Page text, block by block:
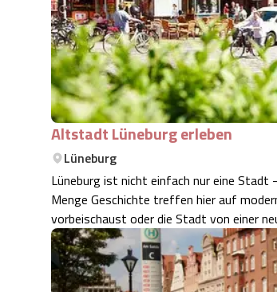
Altstadt Lüneburg erleben
Lüneburg
Lüneburg ist nicht einfach nur eine
Menge Geschichte treffen hier auf
vorbeischaust oder die Stadt von einer